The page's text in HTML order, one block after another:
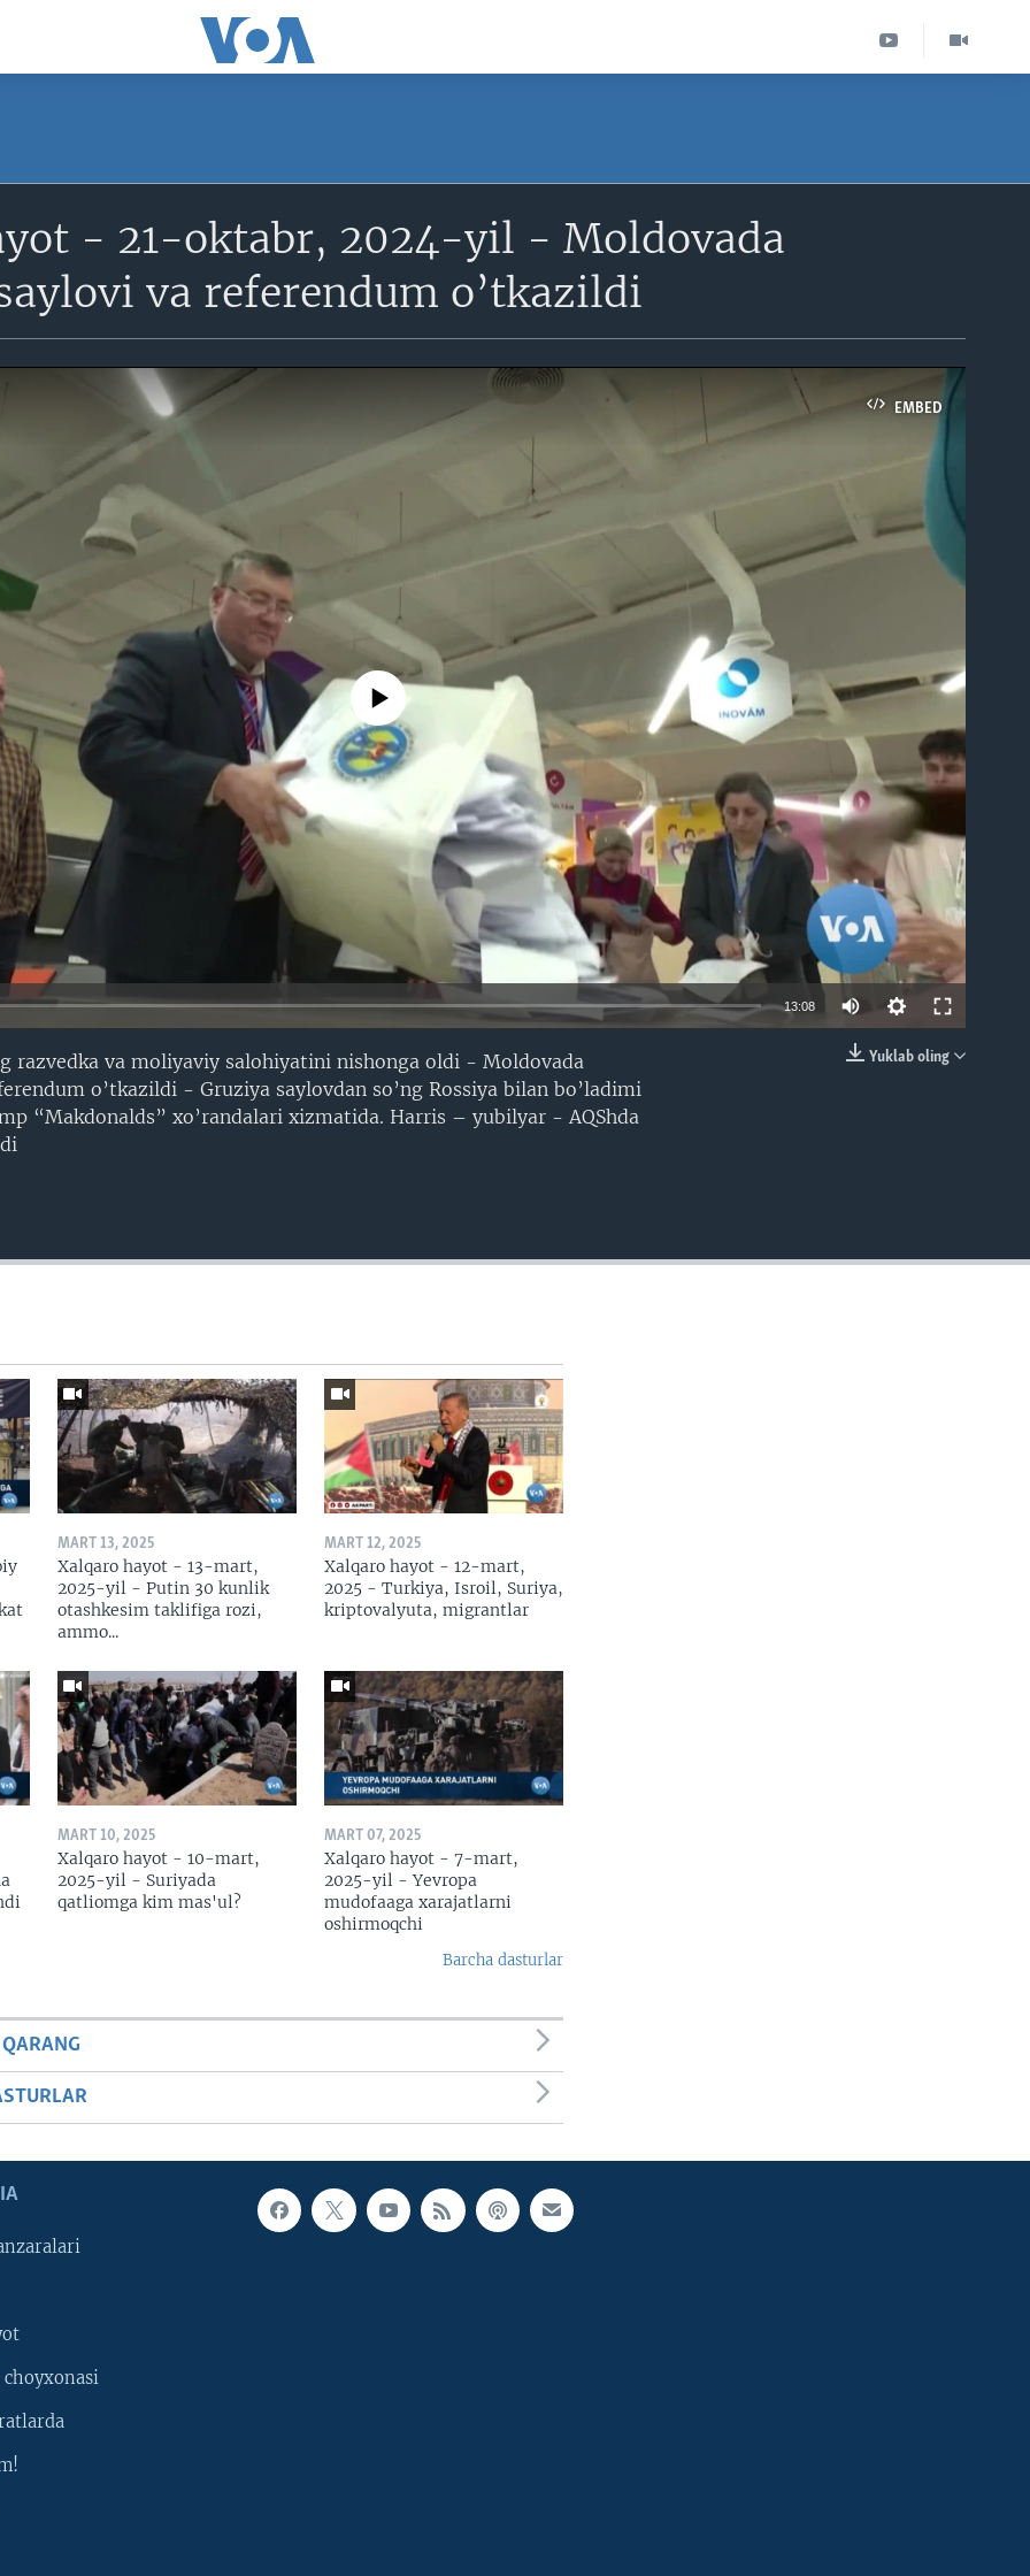
- 21-oktabr, 2024-yil - Moldovada
va referendum o’tkazildi
EMBED
No media source currently available
13:08
Yuklab oling
razvedka va moliyaviy salohiyatini nishonga oldi - Moldovada
o’tkazildi - Gruziya saylovdan so’ng Rossiya bilan bo’ladimi
“Makdonalds” xo’randalari xizmatida. Harris – yubilyar - AQShda
MART 13, 2025
Xalqaro hayot - 13-mart,
2025-yil - Putin 30 kunlik
otashkesim taklifiga rozi,
ammo...
MART 12, 2025
Xalqaro hayot - 12-mart,
2025 - Turkiya, Isroil, Suriya,
kriptovalyuta, migrantlar
MART 10, 2025
Xalqaro hayot - 10-mart,
2025-yil - Suriyada
qatliomga kim mas'ul?
MART 07, 2025
Xalqaro hayot - 7-mart,
2025-yil - Yevropa
mudofaaga xarajatlarni
oshirmoqchi
Barcha dasturlar